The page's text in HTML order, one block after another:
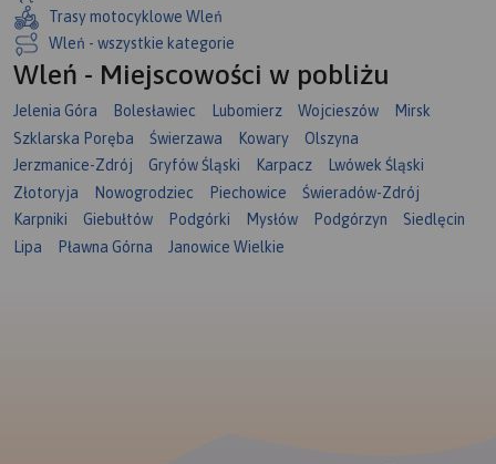
Trasy motocyklowe Wleń
Wleń - wszystkie kategorie
Wleń - Miejscowości w pobliżu
Jelenia Góra Bolesławiec Lubomierz Wojcieszów
Mirsk
Szklarska Poręba
Świerzawa Kowary
Olszyna
Jerzmanice-Zdrój
Gryfów Śląski Karpacz
Lwówek Śląski
Złotoryja
Nowogrodziec Piechowice
Świeradów-Zdrój
Karpniki
Giebułtów Podgórki Mysłów Podgórzyn
Siedlęcin
Lipa
Pławna Górna Janowice Wielkie